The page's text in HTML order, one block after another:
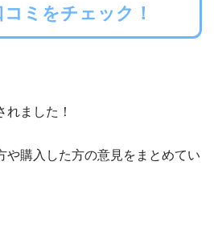
ミをチェック！
ました！
や購入した方の意見をまとめてい